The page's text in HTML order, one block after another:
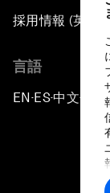
採用情報 (英語
言語
EN ▪ES▪中文▪ 日